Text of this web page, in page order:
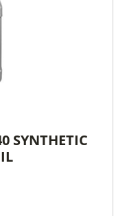
SYNTHETIC